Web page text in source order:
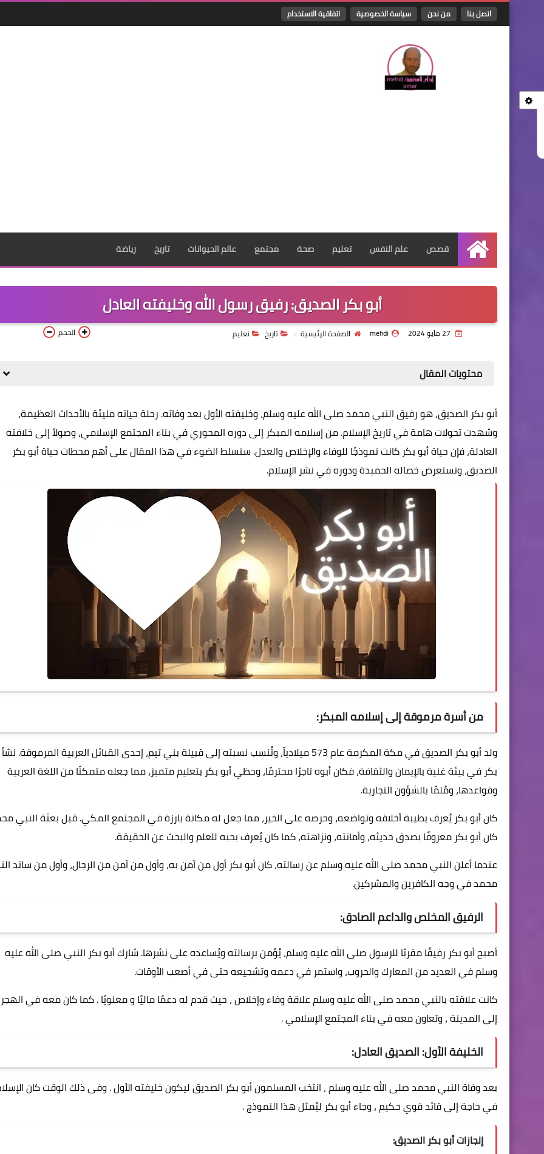
اتصل بنا من نحن سياسة الخصوصية اتفاقية الاستخدام
الرئيسية
قصص علم النفس تعليم صحة مجتمع عالم الحيوانات تاريخ رياضة
أبو بكر الصديق: رفيق رسول الله وخليفته العادل
mehdi الصفحة الرئيسية تاريخ تعليم الحجم
محتويات المقال
أبو بكر الصديق، هو رفيق النبي محمد صلى الله عليه وسلم، وخليفته الأول بعد وفاته. رحلة حياته مليئة بالأحداث العظيمة،
وشهدت تحولات هامة في تاريخ الإسلام. من إسلامه المبكر إلى دوره المحوري في بناء المجتمع الإسلامي، وصولاً إلى خلافته
العادلة، فإن حياة أبو بكر كانت نموذجًا للوفاء والإخلاص والعدل. سنسلط الضوء في هذا المقال على أهم محطات حياة أبو بكر
الصديق، ونستعرض خصاله الحميدة ودوره في نشر الإسلام.
من أسرة مرموقة إلى إسلامه المبكر:
ولدأبو بكر الصديق
في مكة المكرمة عام 573 ميلادياً، وتُنسب نسبته إلى قبيلة بني تيم، إحدى القبائل العربية المرموقة.
بكر في بيئة غنية بالإيمان والثقافة، فكان أبوه تاجرًا محترمًا، وحظي أبو بكر بتعليم متميز، مما جعله متمكنًا من اللغة العربية
وقواعدها، ومُلمًا بالشؤون التجارية.
كان أبو بكر يُعرف بطيبة أخلاقه وتواضعه، وحرصه على الخير، مما جعل له مكانة بارزة في المجتمع المكي. قبل بعثة النبي
كان أبو بكر معروفًا بصدق حديثه، وأمانته، ونزاهته، كما كان يُعرف بحبه للعلم والبحث عن الحقيقة.
عندما أعلن النبي محمد صلى الله عليه وسلم عن رسالته، كان أبو بكر أول من آمن به، وأول من آمن من الرجال، وأول من ساند
محمد في وجه الكافرين والمشركين.
الرفيق المخلص والداعم الصادق:
أصبح أبو بكر رفيقًا مقربًا للرسول صلى الله عليه وسلم، يُؤمن برسالته ويُساعده على نشرها. شارك أبو بكر النبي صلى الله عليه
وسلم في العديد من المعارك والحروب، واستمر في دعمه وتشجيعه حتى في أصعب الأوقات.
كانت علاقته بالنبي محمد صلى الله عليه وسلم علاقة وفاء وإخلاص ، حيث قدم له دعمًا ماليًا و معنويًا . كما كان معه في
إلى المدينة ، وتعاون معه في بناء المجتمع الإسلامي .
الخليفة الأول: الصديق العادل:
بعد وفاة النبي محمد صلى الله عليه وسلم ، انتخب المسلمون أبو بكر الصديق ليكون خليفته الأول . وفى ذلك الوقت كان
في حاجة إلى قائد قوي حكيم ، وجاء أبو بكر ليُمثل هذا النموذج .
إنجازات أبو بكر الصديق: